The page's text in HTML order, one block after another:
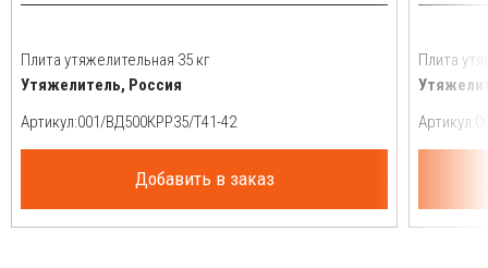
Плита утяжелительная 35 кг
Утяжелитель, Россия
Артикул:
Добавить в заказ
Плита
Артикул: